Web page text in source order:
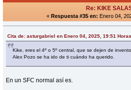
Re: KIKE
« Respuesta #35 en: Enero 04,
Cita de: asturgabriel en Enero 04, 2025, 19:51 Horas
Kike, eres el 4º o 5º central, que se dejen de
Alex Pozo se ha ido de ti cuándo ha querido.
En un SFC normal así es.